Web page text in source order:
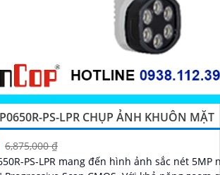
PS-LPR CHỤP ẢNH KHUÔN MẶT
6,875,000 ₫
PS-LPR mang đến hình ảnh sắc nét 5MP